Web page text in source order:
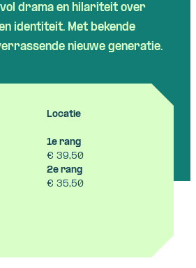
drama en hilariteit over
identiteit. Met bekende
nieuwe generatie.
Locatie
1e rang
€ 39,50
2e rang
€ 35,50